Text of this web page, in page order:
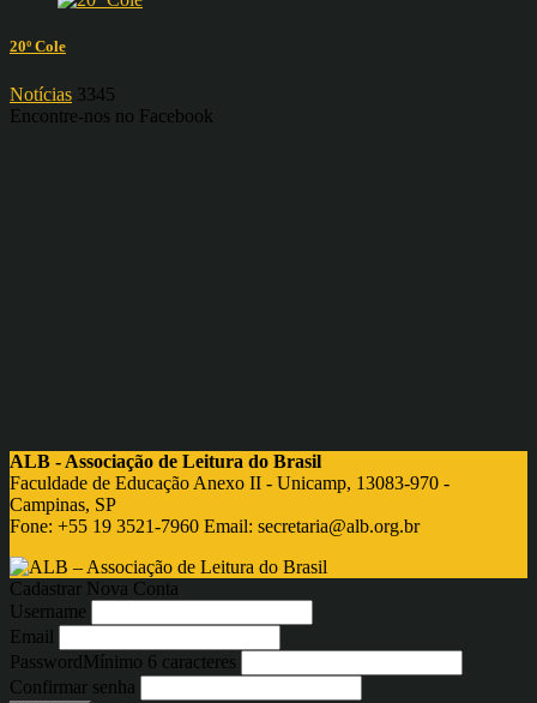
20º Cole
Notícias 3345
Encontre-nos no Facebook
ALB - Associação de Leitura do Brasil
Faculdade de Educação Anexo II - Unicamp, 13083-970 -
Campinas, SP
Fone: +55 19 3521-7960 Email: secretaria@alb.org.br
Cadastrar Nova Conta
Username
Email
PasswordMínimo 6 caracteres
Confirmar senha